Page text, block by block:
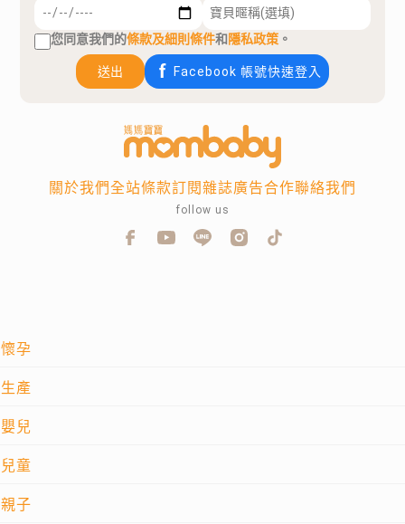
您同意我們的條款及細則條件和隱私政策 。
送出 Facebook 帳號快速登入
懷孕
生產
嬰兒
兒童
親子
關於我們全站條款訂閱雜誌廣告合作聯絡我們
follow us